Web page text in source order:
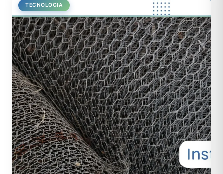
TECNOLOGIA